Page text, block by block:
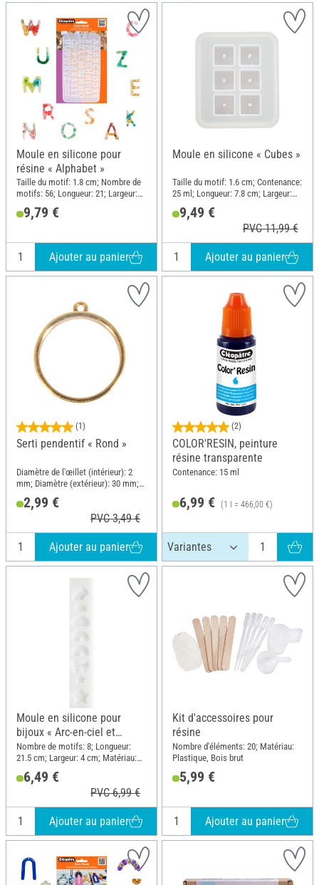
Moule en silicone pour
résine « Alphabet »
Taille du motif: 1.8 cm; Nombre de
motifs: 56; Longueur: 21; Largeur:
11.5; Épaisseur: 3 mm; Matériau:
Silicone
9,79 €
Ajouter au panier
Moule en silicone « Cubes »
Taille du motif: 1.6 cm; Contenance:
25 ml; Longueur: 7.8 cm; Largeur:
6.8 cm; Hauteur: 1.9 cm; Matériau:
Silicone
9,49 €
PVC 11,99 €
Ajouter au panier
(1)
Serti pendentif « Rond »
Diamètre de l'œillet (intérieur): 2
mm; Diamètre (extérieur): 30 mm;
Matériau: Métal
2,99 €
PVC 3,49 €
Ajouter au panier
(2)
COLOR'RESIN, peinture
résine transparente
Contenance: 15 ml
6,99 € (1 l = 466,00 €)
Moule en silicone pour
bijoux « Arc-en-ciel et
compagnie »
Nombre de motifs: 8; Longueur:
21.5 cm; Largeur: 4 cm; Matériau:
6,49 €
PVC 6,99 €
Ajouter au panier
Kit d'accessoires pour
résine
Nombre d'éléments: 20; Matériau:
Plastique, Bois brut
5,99 €
Ajouter au panier